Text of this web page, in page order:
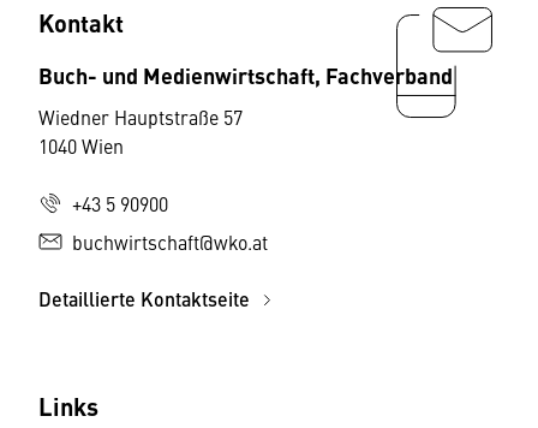
Kontakt
Buch- und Medienwirtschaft, Fachverband
Wiedner Hauptstraße 57
1040 Wien
+43 5 90900
buchwirtschaft@wko.at
Detaillierte Kontaktseite
Links